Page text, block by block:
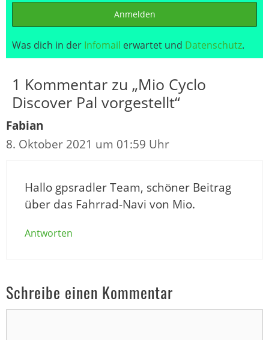
Anmelden
Was dich in der Infomail erwartet und Datenschutz.
1 Kommentar zu „Mio Cyclo
Discover Pal vorgestellt“
Fabian
8. Oktober 2021 um 01:59 Uhr
Hallo gpsradler Team, schöner Beitrag
über das Fahrrad-Navi von Mio.
Antworten
Schreibe einen Kommentar